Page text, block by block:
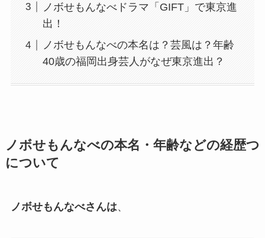
ノボせもんなべドラマ「GIFT」で東京進
出！
ノボせもんなべの本名は？芸風は？年齢
40歳の福岡出身芸人がなぜ東京進出？
ノボせもんなべの本名・年齢などの経歴つ
について
ノボせもんなべさんは、